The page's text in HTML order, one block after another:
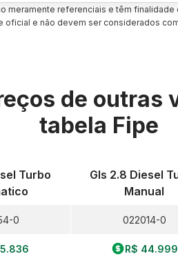
meramente referenciais e têm finalidade
oficial e não devem ser considerados
de outras
tabela Fipe
Turbo
0
Gls 2.8 Diesel
Manual
022014-0
R$ 44.999